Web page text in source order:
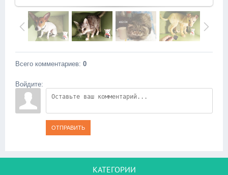
Всего комментариев: 0
Войдите:
ОТПРАВИТЬ
КАТЕГОРИИ